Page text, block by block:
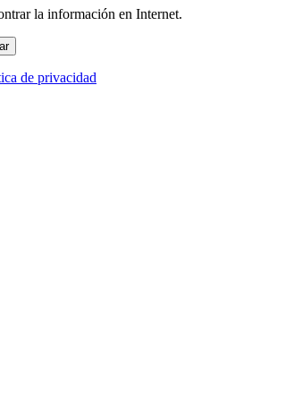
la información en Internet.
de privacidad